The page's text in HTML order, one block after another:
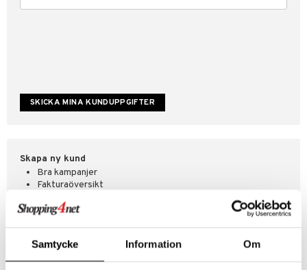
Samtycke Information Om
Skapa ny kund
Bra kampanjer
Fakturaöversikt
Abonnemang
Önskelistor